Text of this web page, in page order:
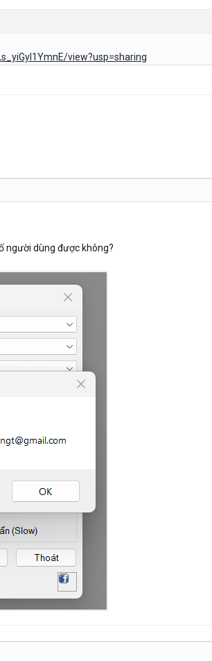
view?usp=sharing
người dùng được không?